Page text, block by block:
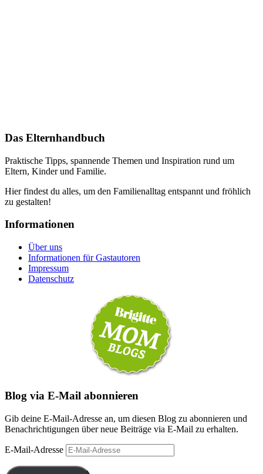
Das Elternhandbuch
Praktische Tipps, spannende Themen und Inspiration rund um
Eltern, Kinder und Familie.
Hier findest du alles, um den Familienalltag entspannt und fröhlich
zu gestalten!
Informationen
Über uns
Informationen für Gastautoren
Impressum
Datenschutz
Blog via E-Mail abonnieren
Gib deine E-Mail-Adresse an, um diesen Blog zu abonnieren und
Benachrichtigungen über neue Beiträge via E-Mail zu erhalten.
E-Mail-Adresse